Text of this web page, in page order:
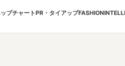
プチャートPR・タイアップFASHION